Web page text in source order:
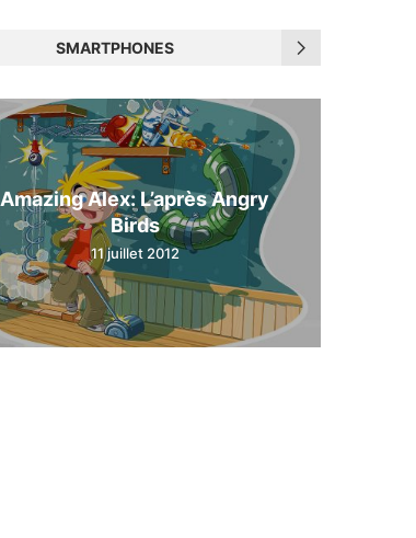
SMARTPHONES
Amazing Alex: L’après Angry
Birds
11 juillet 2012